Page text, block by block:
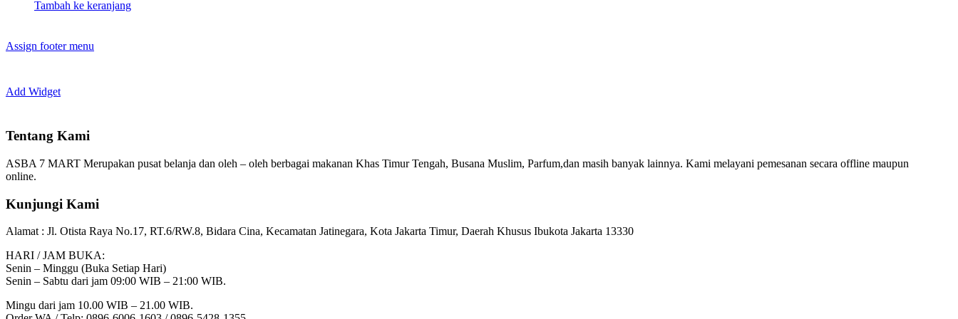
Tambah ke keranjang
Assign footer menu
Add Widget
Tentang Kami
ASBA 7 MART Merupakan pusat belanja dan oleh – oleh berbagai makanan Khas Timur Tengah, Busana Muslim, Parfum,dan masih banyak lainnya. Kami melayani pemesanan secara offline maupun
online.
Kunjungi Kami
Alamat : Jl. Otista Raya No.17, RT.6/RW.8, Bidara Cina, Kecamatan Jatinegara, Kota Jakarta Timur, Daerah Khusus Ibukota Jakarta 13330
HARI / JAM BUKA:
Senin – Minggu (Buka Setiap Hari)
Senin – Sabtu dari jam 09:00 WIB – 21:00 WIB.
Mingu dari jam 10.00 WIB – 21.00 WIB.